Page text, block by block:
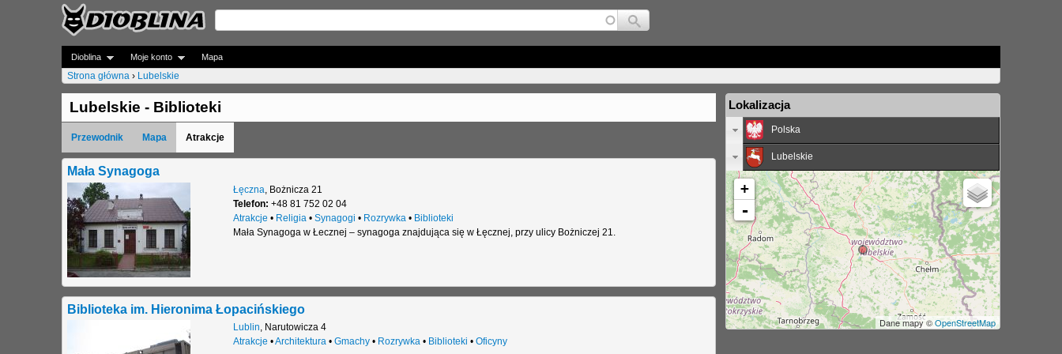
Jump to navigation
Dioblina Moje konto Mapa
J
e
s
t
e
ś
t
u
t
Strona główna › Lubelskie
Lubelskie - Biblioteki
Przewodnik Mapa Atrakcje
Mała Synagoga
Łęczna Bożnicza 21
Telefon: +48 81 752 02 04
Atrakcje • Religia • Synagogi • Rozrywka • Biblioteki
Mała Synagoga w Łecznej – synagoga znajdująca się w Łęcznej, przy ulicy Bożniczej 21.
Biblioteka im. Hieronima Łopacińskiego
Lublin, Narutowicza 4
Atrakcje •Architektura• Gmachy• Rozrywka• Biblioteki • Oficyny
Lokalizacja
Polska
Lubelskie
+
-
Dane mapy ©OpenStreetMap